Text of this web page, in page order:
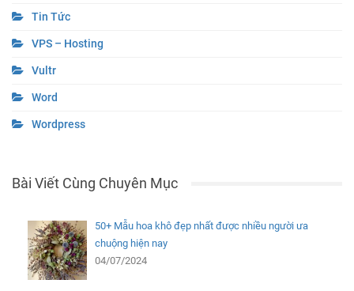
Tin Tức
VPS – Hosting
Vultr
Word
Wordpress
Bài Viết Cùng Chuyên Mục
50+ Mẫu hoa khô đẹp nhất được nhiều người ưa
chuộng hiện nay
04/07/2024